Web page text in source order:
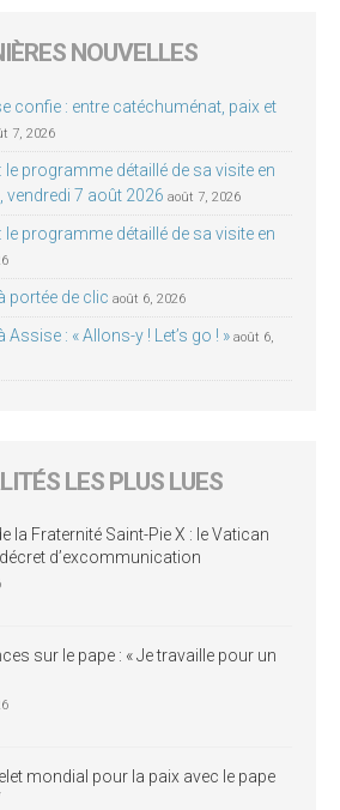
NOUVELLES
confie : entre catéchuménat, paix et
7, 2026
: le programme détaillé de sa visite en
vendredi 7 août 2026 août 7, 2026
: le programme détaillé de sa visite en
portée de clic août 6, 2026
Assise : « Allons-y ! Let’s go ! » août 6,
LES PLUS LUES
la Fraternité Saint-Pie X : le Vatican
d’excommunication
sur le pape : « Je travaille pour un
mondial pour la paix avec le pape